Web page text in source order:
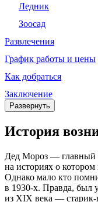
Ледник
Зоосад
Развлечения
График работы и цены
Как добраться
Заключение
Развернуть
История
Дед Мороз — главный
на историях о
Однако мало кто
в 1930‑х. Правда, был
из XIX века —